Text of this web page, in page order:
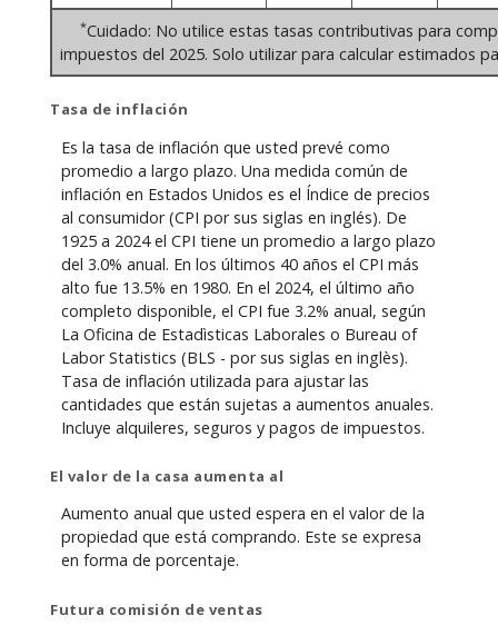
*Cuidado: No utilice estas tasas contributivas para
impuestos del 2025. Solo utilizar para calcular estimados
Tasa de inflación
Es la tasa de inflación que usted prevé como
promedio a largo plazo. Una medida común de
inflación en Estados Unidos es el Índice de precios
al consumidor (CPI por sus siglas en inglés). De
1925 a 2024 el CPI tiene un promedio a largo plazo
del 3.0% anual. En los últimos 40 años el CPI más
alto fue 13.5% en 1980. En el 2024, el último año
completo disponible, el CPI fue 3.2% anual, según
La Oficina de Estadìsticas Laborales o Bureau of
Labor Statistics (BLS - por sus siglas en inglès).
Tasa de inflación utilizada para ajustar las
cantidades que están sujetas a aumentos anuales.
Incluye alquileres, seguros y pagos de impuestos.
El valor de la casa aumenta al
Aumento anual que usted espera en el valor de la
propiedad que está comprando. Este se expresa
en forma de porcentaje.
Futura comisión de ventas